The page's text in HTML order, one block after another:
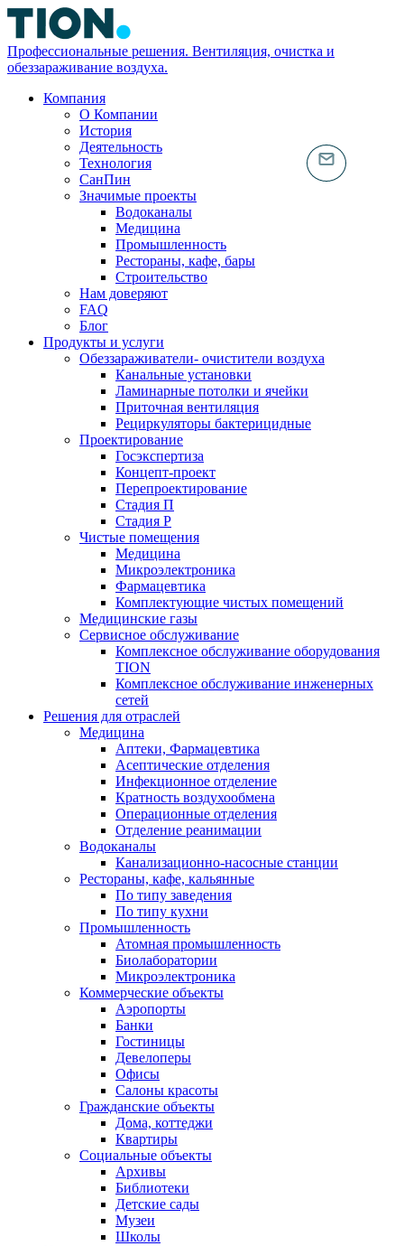
Профессиональные решения. Вентиляция, очистка и
обеззараживание воздуха.
Компания
О Компании
История
Деятельность
Технология
СанПин
Значимые проекты
Водоканалы
Медицина
Промышленность
Рестораны, кафе, бары
Строительство
Нам доверяют
FAQ
Блог
Продукты и услуги
Обеззараживатели- очистители воздуха
Канальные установки
Ламинарные потолки и ячейки
Приточная вентиляция
Рециркуляторы бактерицидные
Проектирование
Госэкспертиза
Концепт-проект
Перепроектирование
Стадия П
Стадия Р
Чистые помещения
Медицина
Микроэлектроника
Фармацевтика
Комплектующие чистых помещений
Медицинские газы
Сервисное обслуживание
Комплексное обслуживание оборудования
TION
Комплексное обслуживание инженерных
сетей
Решения для отраслей
Медицина
Аптеки, Фармацевтика
Асептические отделения
Инфекционное отделение
Кратность воздухообмена
Операционные отделения
Отделение реанимации
Водоканалы
Канализационно-насосные станции
Рестораны, кафе, кальянные
По типу заведения
По типу кухни
Промышленность
Атомная промышленность
Биолаборатории
Микроэлектроника
Коммерческие объекты
Аэропорты
Банки
Гостиницы
Девелоперы
Офисы
Салоны красоты
Гражданские объекты
Дома, коттеджи
Квартиры
Социальные объекты
Архивы
Библиотеки
Детские сады
Музеи
Школы